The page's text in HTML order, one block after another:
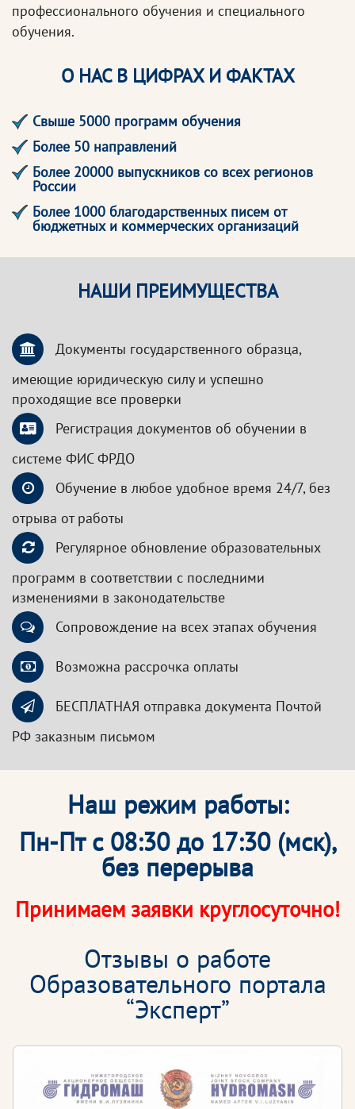
профессионального обучения и специального
обучения.
О НАС В ЦИФРАХ И ФАКТАХ
Свыше 5000 программ обучения
Более 50 направлений
Более 20000 выпускников со всех регионов
России
Более 1000 благодарственных писем от
бюджетных и коммерческих организаций
НАШИ ПРЕИМУЩЕСТВА
Документы государственного образца,
имеющие юридическую силу и успешно
проходящие все проверки
Регистрация документов об обучении в
системе ФИС ФРДО
Обучение в любое удобное время 24/7, без
отрыва от работы
Регулярное обновление образовательных
программ в соответствии с последними
изменениями в законодательстве
Сопровождение на всех этапах обучения
Возможна рассрочка оплаты
БЕСПЛАТНАЯ отправка документа Почтой
РФ заказным письмом
Наш режим работы:
Пн-Пт с 08:30 до 17:30 (мск),
без перерыва
Принимаем заявки круглосуточно!
Отзывы о работе
Образовательного портала
“Эксперт”